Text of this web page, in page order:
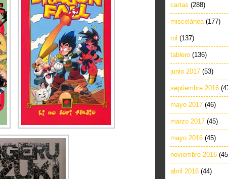
cartas (288)
miscelánea (177)
rol (137)
tablero (136)
junio 2017 (53)
septiembre 2016
mayo 2017 (46)
marzo 2017 (45)
mayo 2016 (45)
noviembre 2016
abril 2016 (44)